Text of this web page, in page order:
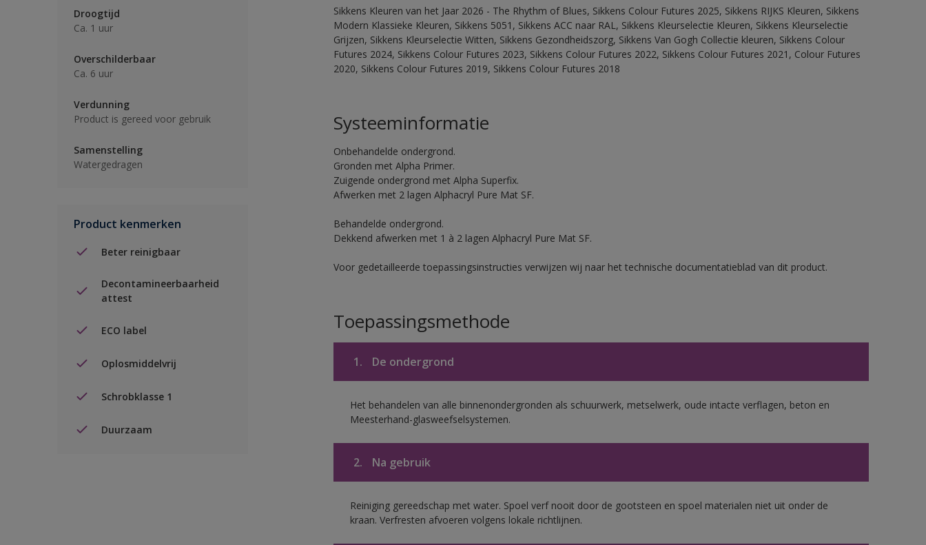
Droogtijd
Ca. 1 uur
Overschilderbaar
Ca. 6 uur
Verdunning
Product is gereed voor gebruik
Samenstelling
Watergedragen
Product kenmerken
Beter reinigbaar
Decontamineerbaarheid
attest
ECO label
Oplosmiddelvrij
Schrobklasse 1
Duurzaam
Sikkens Kleuren van het Jaar 2026 - The Rhythm of Blues, Sikkens Colour Futures 2025, Sikkens RIJKS Kleuren, Sikkens
Modern Klassieke Kleuren, Sikkens 5051, Sikkens ACC naar RAL, Sikkens Kleurselectie Kleuren, Sikkens Kleurselectie
Grijzen, Sikkens Kleurselectie Witten, Sikkens Gezondheidszorg, Sikkens Van Gogh Collectie kleuren, Sikkens Colour
Futures 2024, Sikkens Colour Futures 2023, Sikkens Colour Futures 2022, Sikkens Colour Futures 2021, Colour Futures
2020, Sikkens Colour Futures 2019, Sikkens Colour Futures 2018
Systeeminformatie
Onbehandelde ondergrond.
Gronden met Alpha Primer.
Zuigende ondergrond met Alpha Superfix.
Afwerken met 2 lagen Alphacryl Pure Mat SF.
Behandelde ondergrond.
Dekkend afwerken met 1 à 2 lagen Alphacryl Pure Mat SF.
Voor gedetailleerde toepassingsinstructies verwijzen wij naar het technische documentatieblad van dit product.
Toepassingsmethode
1. De ondergrond
Het behandelen van alle binnenondergronden als schuurwerk, metselwerk, oude intacte verflagen, beton en
Meesterhand-glasweefselsystemen.
2. Na gebruik
Reiniging gereedschap met water. Spoel verf nooit door de gootsteen en spoel materialen niet uit onder de
kraan. Verfresten afvoeren volgens lokale richtlijnen.